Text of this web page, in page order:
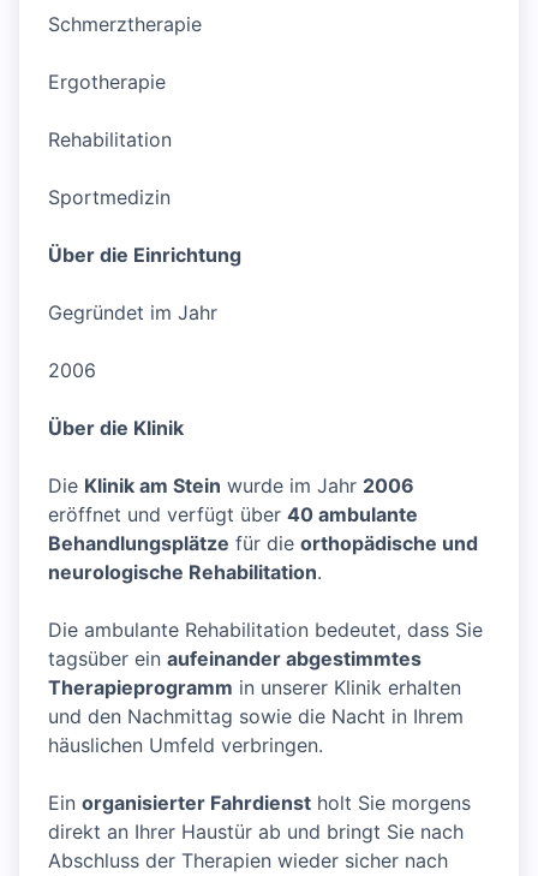
Schmerztherapie
Ergotherapie
Rehabilitation
Sportmedizin
Über die Einrichtung
Gegründet im Jahr
2006
Über die Klinik
Die Klinik am Stein wurde im Jahr 2006
eröffnet und verfügt über 40 ambulante
Behandlungsplätze für die orthopädische und
neurologische Rehabilitation.
Die ambulante Rehabilitation bedeutet, dass Sie
tagsüber ein aufeinander abgestimmtes
Therapieprogramm in unserer Klinik erhalten
und den Nachmittag sowie die Nacht in Ihrem
häuslichen Umfeld verbringen.
Ein organisierter Fahrdienst holt Sie morgens
direkt an Ihrer Haustür ab und bringt Sie nach
Abschluss der Therapien wieder sicher nach